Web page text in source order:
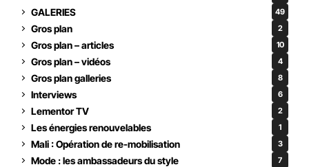
GALERIES 49
Gros plan 2
Gros plan – articles 10
Gros plan – vidéos 4
Gros plan galleries 8
Interviews 6
Lementor TV 2
Les énergies renouvelables 1
Mali : Opération de re-mobilisation 3
Mode : les ambassadeurs du style 7